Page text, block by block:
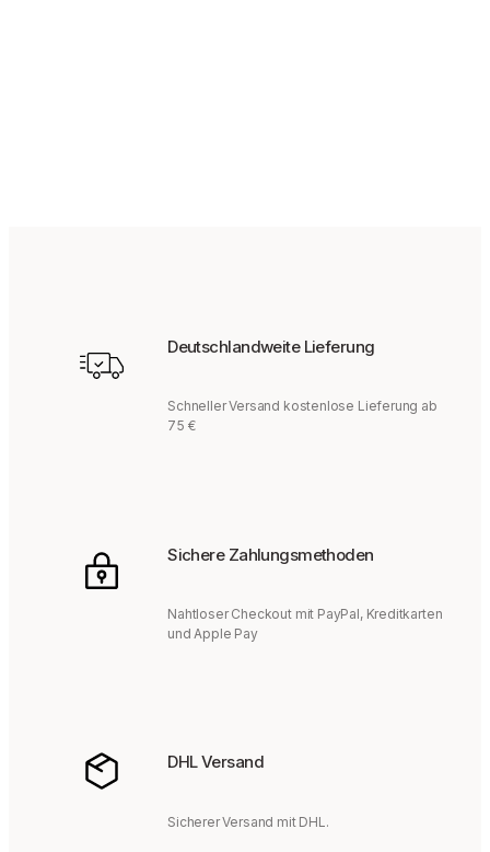
Deutschlandweite Lieferung
Schneller Versand kostenlose Lieferung ab
75 €
Sichere Zahlungsmethoden
Nahtloser Checkout mit PayPal, Kreditkarten
und Apple Pay
DHL Versand
Sicherer Versand mit DHL.